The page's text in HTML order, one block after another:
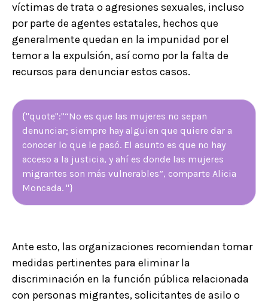
víctimas de trata o agresiones sexuales, incluso
por parte de agentes estatales, hechos que
generalmente quedan en la impunidad por el
temor a la expulsión, así como por la falta de
recursos para denunciar estos casos.
{"quote":"“No es que las mujeres no sepan
denunciar; siempre hay alguien que quiere dar a
conocer lo que le pasó. El asunto es que no hay
acceso a la justicia, y ahí es donde las mujeres
migrantes son más vulnerables”, comparte Alicia
Moncada. "}
Ante esto, las organizaciones recomiendan tomar
medidas pertinentes para eliminar la
discriminación en la función pública relacionada
con personas migrantes, solicitantes de asilo o